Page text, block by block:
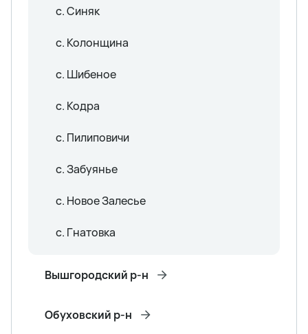
с. Синяк
с. Колонщина
с. Шибеное
с. Кодра
с. Пилиповичи
с. Забуянье
с. Новое Залесье
с. Гнатовка
Вышгородский р-н
Обуховский р-н